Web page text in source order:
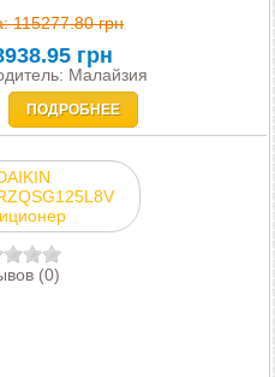
115277.80 грн
грн
Малайзия
ПОДРОБНЕЕ
(0)